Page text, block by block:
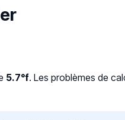
5.7°f. Les problèmes de